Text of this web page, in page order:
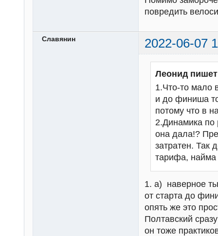
повредить
Славянин 2022-06-07
Леонид
1.Что-то мало
и до финиша
потому что в
2.Динамика по
она дала!?
затратен. Так
тарифа, найма
1. а) наверное ты
от старта до
опять же это
Полтавский
он тоже